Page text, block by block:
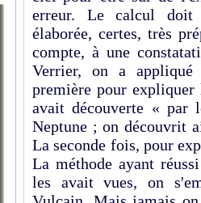
erreur. Le calcul doit
élaborée, certes, très
compte, à une
Verrier, on a
première pour
avait découverte «
Neptune ; on découvrit
La seconde fois, pour
La méthode ayant
les avait vues, on